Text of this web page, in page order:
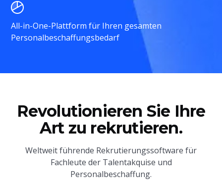
All-in-One-Plattform für Ihren gesamten
Personalbeschaffungsbedarf
Revolutionieren Sie Ihre
Art zu rekrutieren.
Weltweit führende Rekrutierungssoftware für
Fachleute der Talentakquise und
Personalbeschaffung.